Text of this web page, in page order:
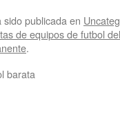
publicada en
de equipos de futbol
.
barata